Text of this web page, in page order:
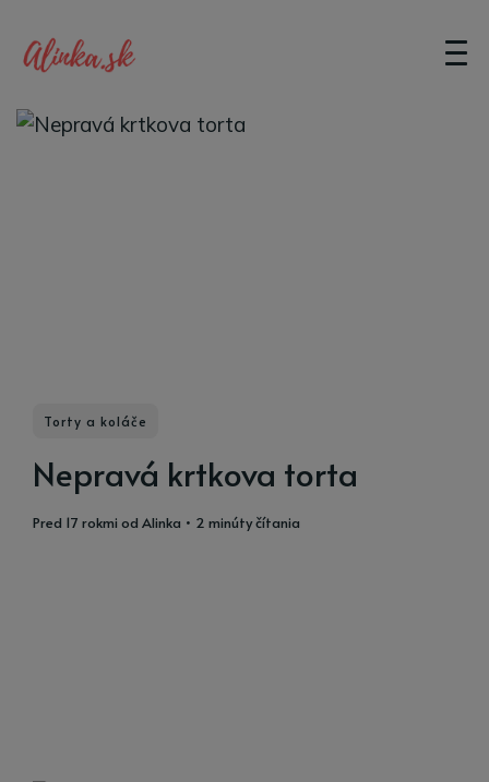
Torty a koláče
Nepravá krtkova torta
pred 17 rokmi od Alinka • 2 minúty čítania